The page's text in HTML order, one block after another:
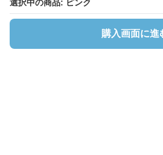
選択中の商品: ピンク
購入画面に進
選択中の商品: ピンク
購入画面に進